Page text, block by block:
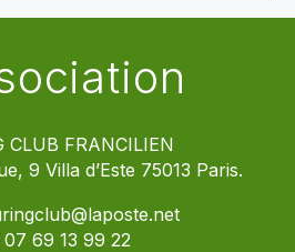
CLUB FRANCILIEN
9 Villa d’Este 75013 Paris.
07 69 13 99 22